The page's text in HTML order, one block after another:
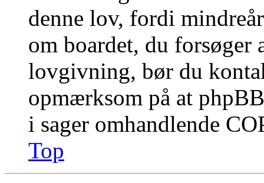
denne lov, fordi
om boardet, du forsøger
lovgivning, bør du
opmærksom på at
i sager omhandlende
Top